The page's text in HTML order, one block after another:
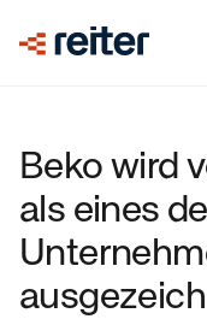
Beko wird
als eines